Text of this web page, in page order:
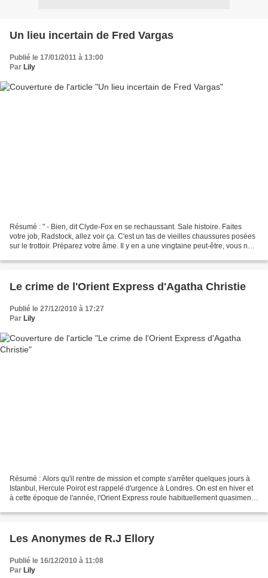
Un lieu incertain de Fred Vargas
Publié le 17/01/2011 à 13:00
Par Lily
Résumé : " - Bien, dit Clyde-Fox en se rechaussant. Sale histoire. Faites
votre job, Radstock, allez voir ça. C'est un tas de vieilles chaussures posées
sur le trottoir. Préparez votre âme. Il y en a une vingtaine peut-être, vous ne
Le crime de l'Orient Express d'Agatha Christie
Publié le 27/12/2010 à 17:27
Par Lily
Résumé : Alors qu'il rentre de mission et compte s'arrêter quelques jours à
Istanbul, Hercule Poirot est rappelé d'urgence à Londres. On est en hiver et
à cette époque de l'année, l'Orient Express roule habituellement quasiment
Les Anonymes de R.J Ellory
Publié le 16/12/2010 à 11:08
Par Lily